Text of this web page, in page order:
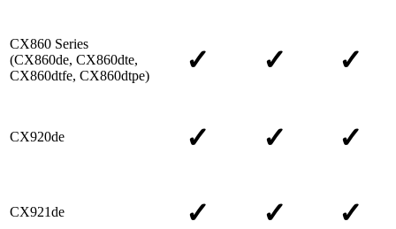
CX860 Series
(CX860de, CX860dte,
CX860dtfe, CX860dtpe)
✓ ✓ ✓
CX920de ✓ ✓ ✓
CX921de ✓ ✓ ✓